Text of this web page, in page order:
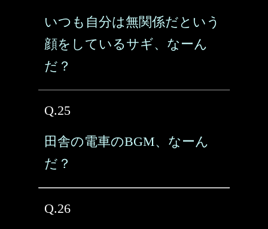
いつも自分は無関係だという
顔をしているサギ、なーん
だ？
Q.25
田舎の電車のBGM、なーん
だ？
Q.26